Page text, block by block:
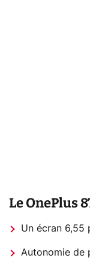
Le OnePlus
Un écran 6,55
Autonomie de